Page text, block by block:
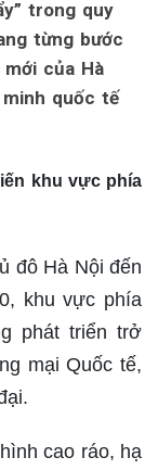
trong quy
từng bước
của Hà
quốc tế
khu vực phía
đô Hà Nội đến
khu vực phía
phát triển trở
mại Quốc tế,
cao ráo, hạ